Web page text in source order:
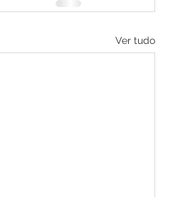
Ver tudo